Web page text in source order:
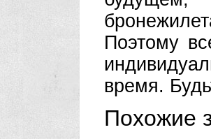
Поэтому
время.
Похожие